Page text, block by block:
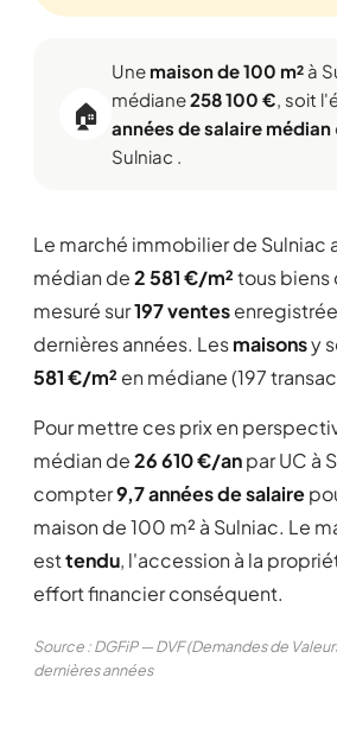
🏠
Une maison de 100 m² à
médiane258 100 €, soit
années de salaire médian
Sulniac .
Le marché immobilier de Sulniac
médian de2 581 €/m²tous biens
mesuré sur197 ventes
dernières années. Lesmaisonsy
581 €/m² en médiane (197
Pour mettre ces prix en
médian de26 610 €/anpar UC à
compter9,7 années de salaire
maison de 100 m² à Sulniac. Le
esttendu, l'accession à la
effort financier conséquent.
Source : DGFiP — DVF (Demandes de
dernières années